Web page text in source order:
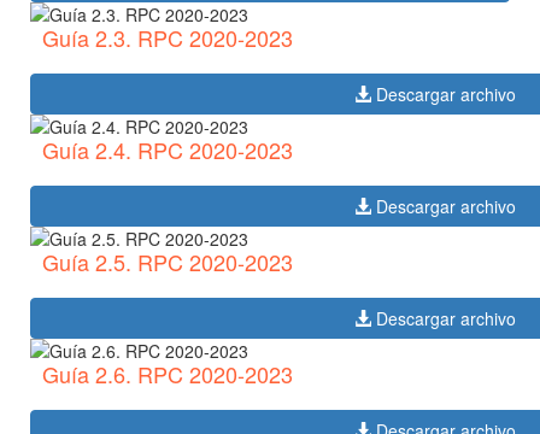
Guía 2.3. RPC 2020-2023
Descargar archivo
Guía 2.4. RPC 2020-2023
Descargar archivo
Guía 2.5. RPC 2020-2023
Descargar archivo
Guía 2.6. RPC 2020-2023